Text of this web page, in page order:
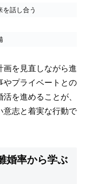
を話し合う
画を見直しながら進
やプライベートとの
を進めることが、
意志と着実な行動で
婚率から学ぶ